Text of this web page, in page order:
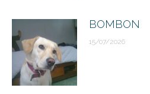
BOMBON
15/07/2026